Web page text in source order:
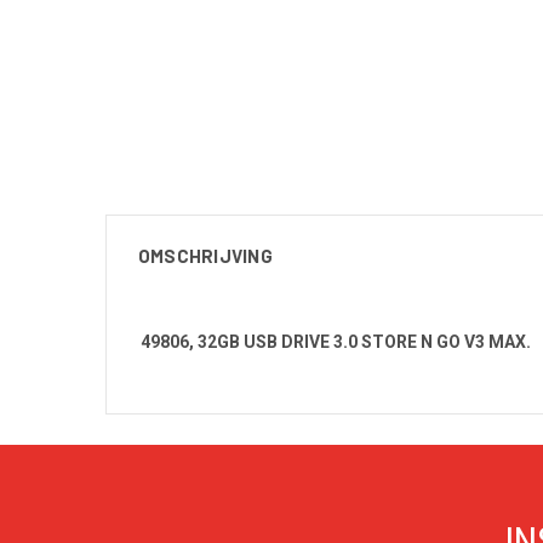
OMSCHRIJVING
49806, 32GB USB DRIVE 3.0 STORE N GO V3 MAX.